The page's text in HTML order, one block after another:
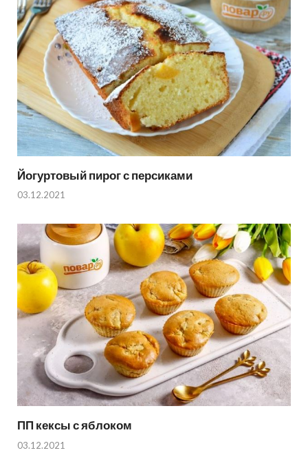
Йогуртовый пирог с персиками
03.12.2021
ПП кексы с яблоком
03.12.2021